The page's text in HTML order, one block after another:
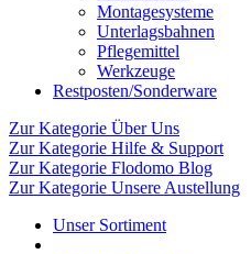
Montagesysteme
Unterlagsbahnen
Pflegemittel
Werkzeuge
Restposten/Sonderware
Zur Kategorie Über Uns
Zur Kategorie Hilfe & Support
Zur Kategorie Flodomo Blog
Zur Kategorie Unsere Austellung
Unser Sortiment